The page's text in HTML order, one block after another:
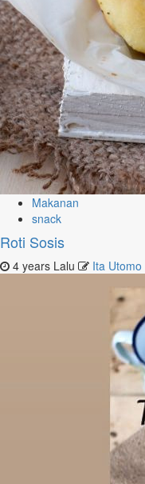
Makanan
snack
Roti Sosis
4 years Lalu Ita Utomo